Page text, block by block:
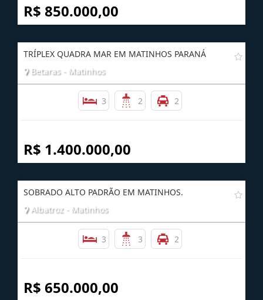
R$ 850.000,00
TRÍPLEX QUADRA MAR EM MATINHOS PARANÁ
Betaras - Matinhos
3 2 2
R$ 1.400.000,00
SOBRADO ALTO PADRÃO EM MATINHOS.
Albatroz - Matinhos
3 3 2
R$ 650.000,00